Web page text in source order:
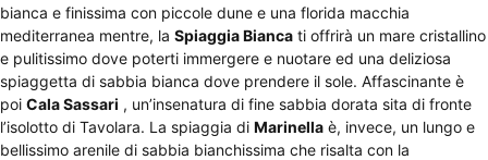
bianca e finissima con piccole dune e una florida macchia
mediterranea mentre, la Spiaggia Bianca ti offrirà un mare cristallino
e pulitissimo dove poterti immergere e nuotare ed una deliziosa
spiaggetta di sabbia bianca dove prendere il sole. Affascinante è
poi Cala Sassari , un’insenatura di fine sabbia dorata sita di fronte
l’isolotto di Tavolara. La spiaggia di Marinella è, invece, un lungo e
bellissimo arenile di sabbia bianchissima che risalta con la